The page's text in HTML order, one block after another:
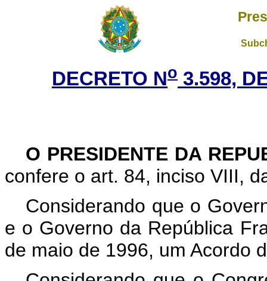
DECRETO No 3.598,
O PRESIDENTE DA
confere o art. 84, inciso VIII,
Considerando que o
e o Governo da República
de maio de 1996, um Acordo